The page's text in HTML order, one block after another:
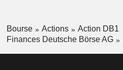
Bourse Actions
Action DB1
Finances Deutsche Börse AG